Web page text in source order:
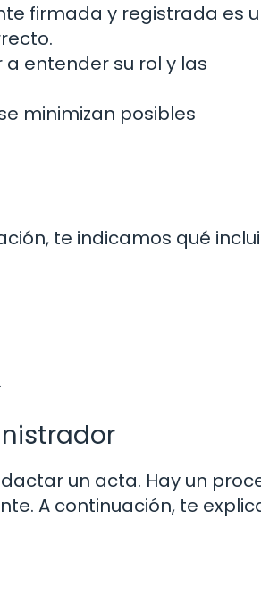
firmada y registrada es
entender su rol y las
minimizan posibles
te indicamos qué
un acta. Hay un
A continuación, te